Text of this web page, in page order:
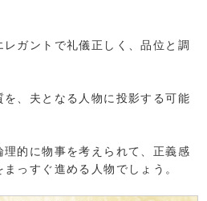
ガントで礼儀正しく、品位と調
、夫となる人物に投影する可能
的に物事を考えられて、正義感
っすぐ進める人物でしょう。